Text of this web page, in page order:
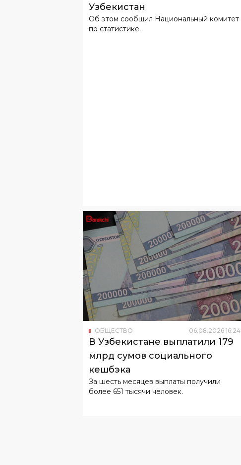
ОБЩЕСТВО 06.08.2026 16:24
В Узбекистане выплатили 179
млрд сумов социального
кешбэка
За шесть месяцев выплаты получили